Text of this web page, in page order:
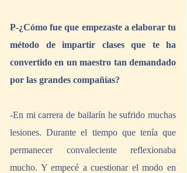
P-¿Cómo fue que empezaste a elaborar tu
método de impartir clases que te ha
convertido en un maestro tan demandado
por las grandes compañías?
-En mi carrera de bailarín he sufrido muchas
lesiones. Durante el tiempo que tenía que
permanecer convaleciente reflexionaba
mucho. Y empecé a cuestionar el modo en